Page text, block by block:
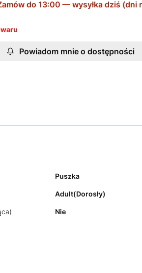
Powiadom mnie o dostępności
Puszka
Adult(Dorosły)
Nie